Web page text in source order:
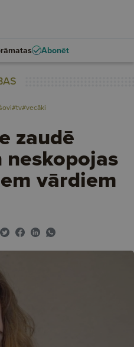
Abonēt
#tv#vecāki
zaudē
vārdiem